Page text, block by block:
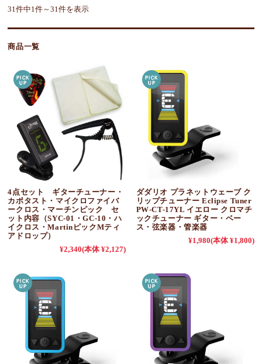
31件中1件～31件を表示
商品一覧
4点セット ギターチューナー・
カポタスト・マイクロファイバ
ークロス・マーチンピック セ
ット内容（SYC-01・GC-10・ハ
イクロス・MartinピックMティ
アドロップ）
¥2,340(本体 ¥2,127)
ダダリオ プラネットウェーブ ク
リップチューナー Eclipse Tuner
PW-CT-17YL イエロー クロマチ
ックチューナー ギター・ベー
ス・弦楽器・管楽器
¥1,980(本体 ¥1,800)